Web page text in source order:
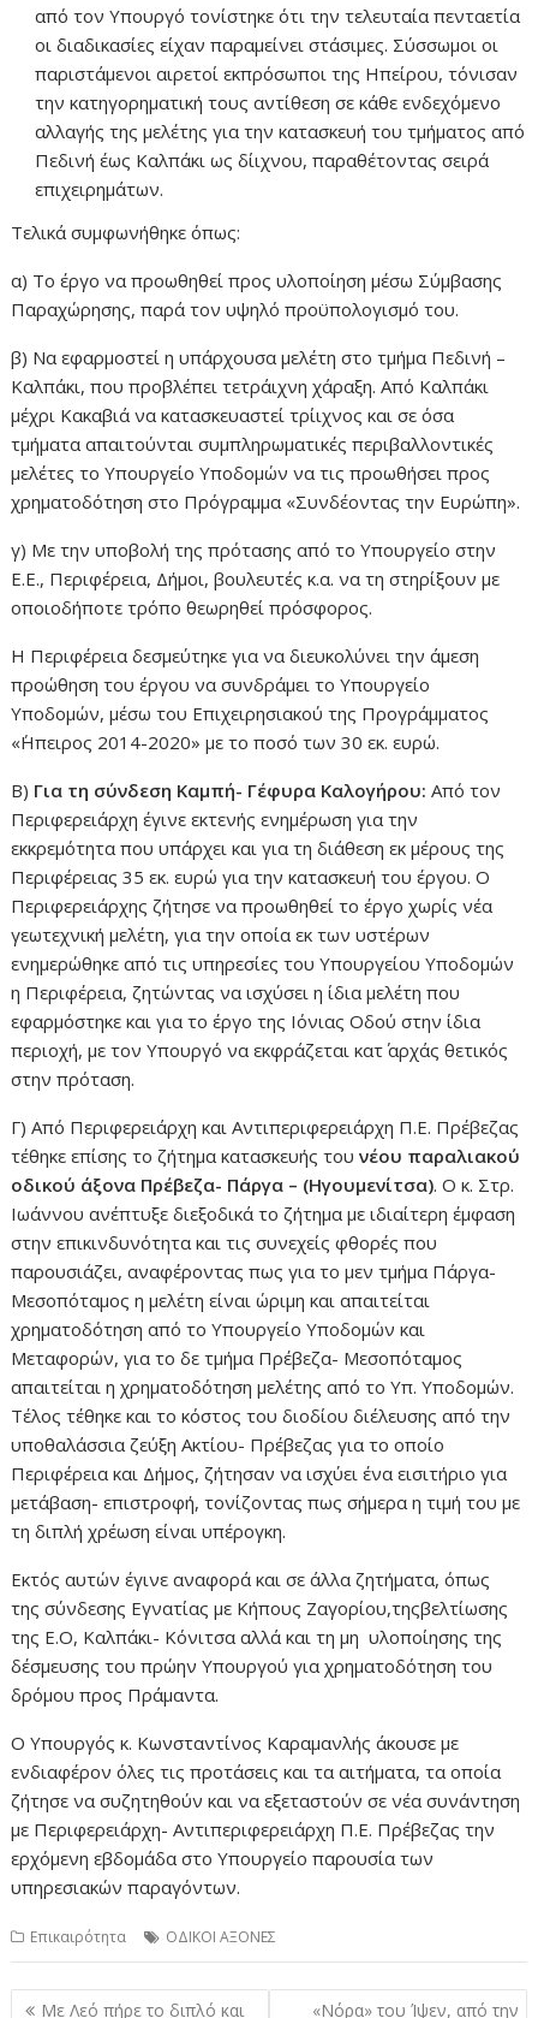
από τον Υπουργό τονίστηκε ότι την τελευταία πενταετία
οι διαδικασίες είχαν παραμείνει στάσιμες. Σύσσωμοι οι
παριστάμενοι αιρετοί εκπρόσωποι της Ηπείρου, τόνισαν
την κατηγορηματική τους αντίθεση σε κάθε ενδεχόμενο
αλλαγής της μελέτης για την κατασκευή του τμήματος από
Πεδινή έως Καλπάκι ως δίιχνου, παραθέτοντας σειρά
επιχειρημάτων.
Τελικά συμφωνήθηκε όπως:
α) Το έργο να προωθηθεί προς υλοποίηση μέσω Σύμβασης
Παραχώρησης, παρά τον υψηλό προϋπολογισμό του.
β) Να εφαρμοστεί η υπάρχουσα μελέτη στο τμήμα Πεδινή –
Καλπάκι, που προβλέπει τετράιχνη χάραξη. Από Καλπάκι
μέχρι Κακαβιά να κατασκευαστεί τρίιχνος και σε όσα
τμήματα απαιτούνται συμπληρωματικές περιβαλλοντικές
μελέτες το Υπουργείο Υποδομών να τις προωθήσει προς
χρηματοδότηση στο Πρόγραμμα «Συνδέοντας την Ευρώπη».
γ) Με την υποβολή της πρότασης από το Υπουργείο στην
Ε.Ε., Περιφέρεια, Δήμοι, βουλευτές κ.α. να τη στηρίξουν με
οποιοδήποτε τρόπο θεωρηθεί πρόσφορος.
Η Περιφέρεια δεσμεύτηκε για να διευκολύνει την άμεση
προώθηση του έργου να συνδράμει το Υπουργείο
Υποδομών, μέσω του Επιχειρησιακού της Προγράμματος
«΄Ηπειρος 2014-2020» με το ποσό των 30 εκ. ευρώ.
Β) Για τη σύνδεση Καμπή- Γέφυρα Καλογήρου: Από τον
Περιφερειάρχη έγινε εκτενής ενημέρωση για την
εκκρεμότητα που υπάρχει και για τη διάθεση εκ μέρους της
Περιφέρειας 35 εκ. ευρώ για την κατασκευή του έργου. Ο
Περιφερειάρχης ζήτησε να προωθηθεί το έργο χωρίς νέα
γεωτεχνική μελέτη, για την οποία εκ των υστέρων
ενημερώθηκε από τις υπηρεσίες του Υπουργείου Υποδομών
η Περιφέρεια, ζητώντας να ισχύσει η ίδια μελέτη που
εφαρμόστηκε και για το έργο της Ιόνιας Οδού στην ίδια
περιοχή, με τον Υπουργό να εκφράζεται κατ΄ αρχάς θετικός
στην πρόταση.
Γ) Από Περιφερειάρχη και Αντιπεριφερειάρχη Π.Ε. Πρέβεζας
τέθηκε επίσης το ζήτημα κατασκευής τουνέου παραλιακού
οδικού άξονα Πρέβεζα- Πάργα – (Ηγουμενίτσα). Ο κ. Στρ.
Ιωάννου ανέπτυξε διεξοδικά το ζήτημα με ιδιαίτερη έμφαση
στην επικινδυνότητα και τις συνεχείς φθορές που
παρουσιάζει, αναφέροντας πως για το μεν τμήμα Πάργα-
Μεσοπόταμος η μελέτη είναι ώριμη και απαιτείται
χρηματοδότηση από το Υπουργείο Υποδομών και
Μεταφορών, για το δε τμήμα Πρέβεζα- Μεσοπόταμος
απαιτείται η χρηματοδότηση μελέτης από το Υπ. Υποδομών.
Τέλος τέθηκε και το κόστος του διοδίου διέλευσης από την
υποθαλάσσια ζεύξη Ακτίου- Πρέβεζας για το οποίο
Περιφέρεια και Δήμος, ζήτησαν να ισχύει ένα εισιτήριο για
μετάβαση- επιστροφή, τονίζοντας πως σήμερα η τιμή του με
τη διπλή χρέωση είναι υπέρογκη.
Εκτός αυτών έγινε αναφορά και σε άλλα ζητήματα, όπως
της σύνδεσης Εγνατίας με Κήπους Ζαγορίου,τηςβελτίωσης
της Ε.Ο, Καλπάκι- Κόνιτσα αλλά και τη μη υλοποίησης της
δέσμευσης του πρώην Υπουργού για χρηματοδότηση του
δρόμου προς Πράμαντα.
Ο Υπουργός κ. Κωνσταντίνος Καραμανλής άκουσε με
ενδιαφέρον όλες τις προτάσεις και τα αιτήματα, τα οποία
ζήτησε να συζητηθούν και να εξεταστούν σε νέα συνάντηση
με Περιφερειάρχη- Αντιπεριφερειάρχη Π.Ε. Πρέβεζας την
ερχόμενη εβδομάδα στο Υπουργείο παρουσία των
υπηρεσιακών παραγόντων.
Επικαιρότητα ΟΔΙΚΟΙ ΑΞΟΝΕΣ
Πλοήγηση
Με Λεό πήρε το διπλό και «Νόρα» του Ίψεν, από την